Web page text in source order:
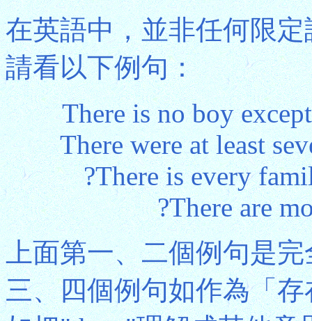
在英語中，並非任何限
請看以下例句：
There is no boy
There were at least
?There is every
?There are
上面第一、二個例句是
三、四個例句如作為「